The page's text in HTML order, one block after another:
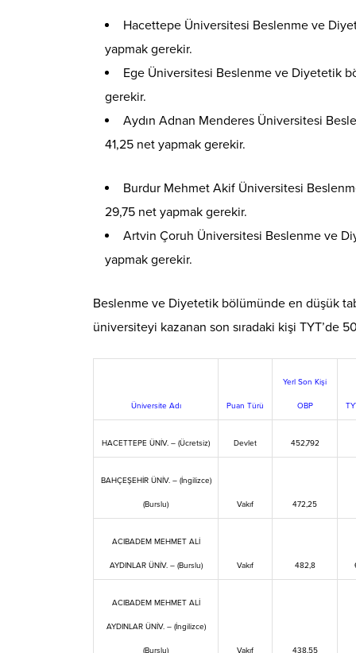
Hacettepe Üniversitesi Beslenme ve
yapmak gerekir.
Ege Üniversitesi Beslenme ve Diyetetik
gerekir.
Aydın Adnan Menderes Üniversitesi
41,25 net yapmak gerekir.
Burdur Mehmet Akif Üniversitesi
29,75 net yapmak gerekir.
Artvin Çoruh Üniversitesi Beslenme ve
yapmak gerekir.
Beslenme ve Diyetetik bölümünde en düşük
üniversiteyi kazanan son sıradaki kişi TYT’de
Üniversite Adı Puan Türü
Yerl Son Kişi
OBP
HACETTEPE ÜNİV. – (Ücretsiz) Devlet 452,792
BAHÇEŞEHİR ÜNİV. – (İngilizce)
(Burslu) Vakıf 472,25
ACIBADEM MEHMET ALİ
AYDINLAR ÜNİV. – (Burslu) Vakıf 482,8
ACIBADEM MEHMET ALİ
AYDINLAR ÜNİV. – (İngilizce)
(Burslu) Vakıf 438,55